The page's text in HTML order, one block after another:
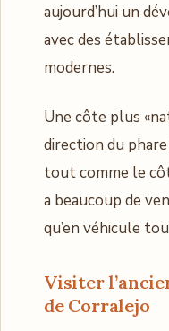
aujourd’hui un
avec des
modernes.
Une côte plus
direction du
tout comme le
a beaucoup de
qu’en véhicule
Visiter
de Corralejo